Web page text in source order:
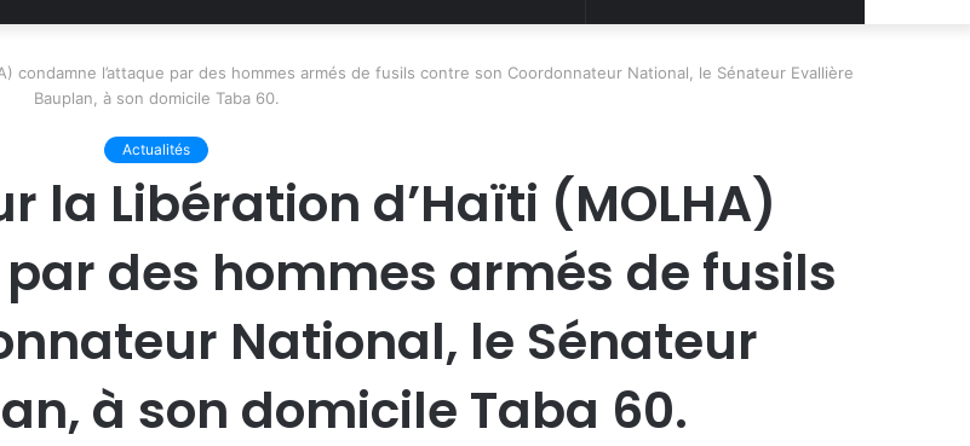
condamne l’attaque par des hommes armés de fusils contre son Coordonnateur National, le Sénateur Evallière
Bauplan, à son domicile Taba 60.
Actualités
la Libération d’Haïti (MOLHA)
des hommes armés de fusils
National, le Sénateur
à son domicile Taba 60.